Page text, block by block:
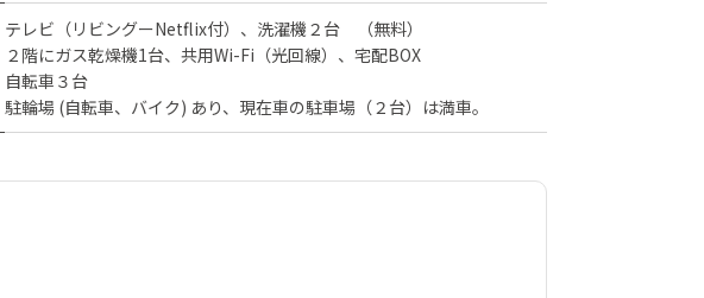
テレビ（リビングーNetflix付）、洗濯機２台 （無料）
２階にガス乾燥機1台、共用Wi-Fi（光回線）、宅配BOX
自転車３台
駐輪場 (自転車、バイク) あり、現在車の駐車場（２台）は満車。